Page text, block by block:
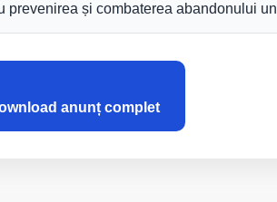
prevenirea și combaterea abandonului
anunț complet